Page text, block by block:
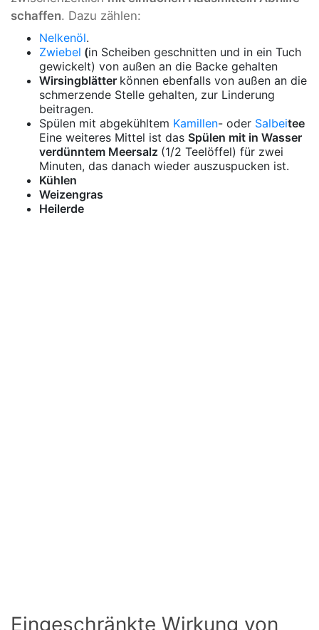
schaffen. Dazu zählen:
Nelkenöl.
Zwiebel (in Scheiben geschnitten und in ein Tuch
gewickelt) von außen an die Backe gehalten
Wirsingblätter können ebenfalls von außen an die
schmerzende Stelle gehalten, zur Linderung
beitragen.
Spülen mit abgekühltem Kamillen- oder Salbeitee
Eine weiteres Mittel ist das Spülen mit in Wasser
verdünntem Meersalz (1/2 Teelöffel) für zwei
Minuten, das danach wieder auszuspucken ist.
Kühlen
Weizengras
Heilerde
Eingeschränkte Wirkung von